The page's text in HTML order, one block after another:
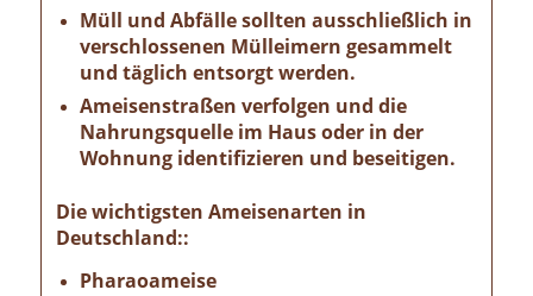
Müll und Abfälle sollten ausschließlich in
verschlossenen Mülleimern gesammelt
und täglich entsorgt werden.
Ameisenstraßen verfolgen und die
Nahrungsquelle im Haus oder in der
Wohnung identifizieren und beseitigen.
Die wichtigsten Ameisenarten in
Deutschland::
Pharaoameise